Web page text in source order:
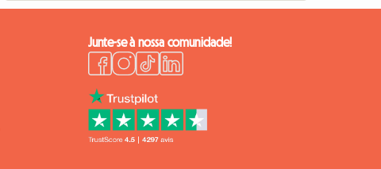
Junte-se à nossa comunidade!